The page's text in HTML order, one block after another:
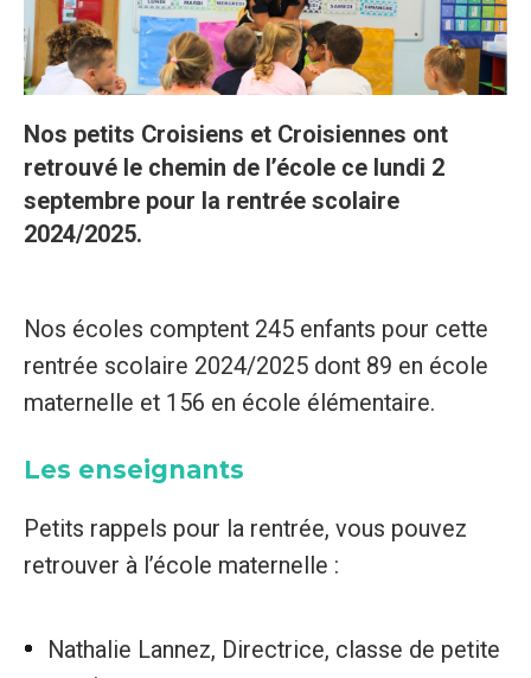
Nos petits Croisiens et Croisiennes ont
retrouvé le chemin de l’école ce lundi 2
septembre pour la rentrée scolaire
2024/2025.
Nos écoles comptent 245 enfants pour cette
rentrée scolaire 2024/2025 dont 89 en école
maternelle et 156 en école élémentaire.
Les enseignants
Petits rappels pour la rentrée, vous pouvez
retrouver à l’école maternelle :
Nathalie Lannez, Directrice, classe de petite